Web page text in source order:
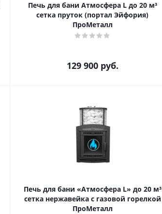
Печь для бани Атмосфера L до 20 м³
сетка пруток (портал Эйфория)
ПроМеталл
129 900руб.
Печь для бани «Атмосфера L» до 20 м³
сетка нержавейка с газовой горелкой
ПроМеталл